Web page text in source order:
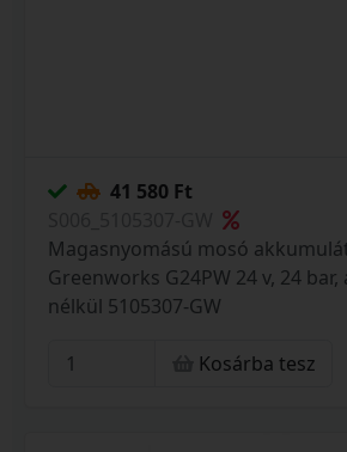
41 580 Ft
Magasnyomású mosó
Greenworks G24PW 24 v, 24
nélkül 5105307-GW
Kosárba tesz